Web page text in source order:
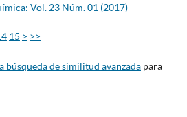
Vol. 23 Núm. 01 (2017)
15 > >>
búsqueda de similitud avanzadapara